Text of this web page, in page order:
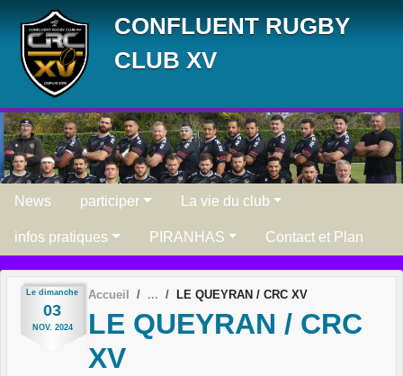
CONFLUENT RUGBY
CLUB XV
News participer La vie du club
infos pratiques PIRANHAS Contact et Plan
Le dimanche
03
NOV. 2024
Accueil LE QUEYRAN / CRC XV
LE QUEYRAN / CRC
XV
Panneau de gestion des cookies